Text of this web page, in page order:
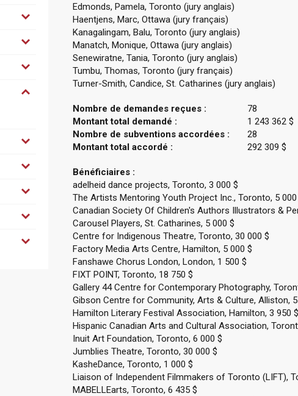
Edmonds, Pamela, Toronto (jury anglais)
Haentjens, Marc, Ottawa (jury français)
Kanagalingam, Balu, Toronto (jury anglais)
Manatch, Monique, Ottawa (jury anglais)
Senewiratne, Tania, Toronto (jury anglais)
Tumbu, Thomas, Toronto (jury français)
Turner-Smith, Candice, St. Catharines (jury anglais)
Nombre de demandes reçues :
78
Montant total demandé :
1 243 362 $
Nombre de subventions accordées :
28
Montant total accordé :
292 309 $
Bénéficiaires :
adelheid dance projects, Toronto, 3 000 $
The Artists Mentoring Youth Project Inc., Toronto, 5 000
Canadian Society Of Children's Authors Illustrators &
Carousel Players, St. Catharines, 5 000 $
Centre for Indigenous Theatre, Toronto, 30 000 $
Factory Media Arts Centre, Hamilton, 5 000 $
Fanshawe Chorus London, London, 1 500 $
FIXT POINT, Toronto, 18 750 $
Gallery 44 Centre for Contemporary Photography,
Gibson Centre for Community, Arts & Culture, Alliston,
Hamilton Literary Festival Association, Hamilton, 3 950 $
Hispanic Canadian Arts and Cultural Association,
Inuit Art Foundation, Toronto, 6 000 $
Jumblies Theatre, Toronto, 30 000 $
KasheDance, Toronto, 1 000 $
Liaison of Independent Filmmakers of Toronto (LIFT),
MABELLEarts, Toronto, 6 435 $